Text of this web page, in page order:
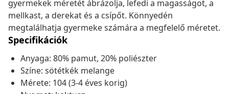
gyermekek méretét ábrázolja, lefedi a magasságot, a
mellkast, a derekat és a csípőt. Könnyedén
megtalálhatja gyermeke számára a megfelelő méretet.
Specifikációk
Anyaga: 80% pamut, 20% poliészter
Színe: sötétkék melange
Mérete: 104 (3-4 éves korig)